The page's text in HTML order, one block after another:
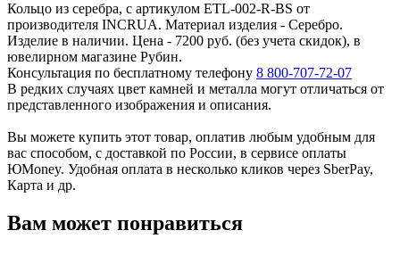
Кольцо из серебра, с артикулом ETL-002-R-BS от
производителя INCRUA. Материал изделия - Серебро.
Изделие в наличии. Цена - 7200 руб. (без учета скидок), в
ювелирном магазине Рубин.
Консультация по бесплатному телефону 8 800-707-72-07
В редких случаях цвет камней и металла могут отличаться от
представленного изображения и описания.
Вы можете купить этот товар, оплатив любым удобным для
вас способом, с доставкой по России, в сервисе оплаты
ЮMoney. Удобная оплата в несколько кликов через SberPay,
Карта и др.
Вам может понравиться